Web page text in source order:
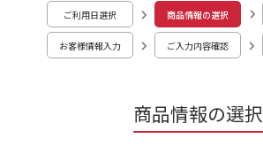
商品情報の選択
ご利用日選択 商品情報の選択
お客様情報入力 ご入力内容確認